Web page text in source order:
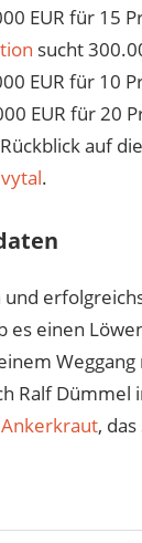
EUR für 15
sucht
EUR für 10
EUR für 20
auf die
vytal.
es einen
Ralf
, das